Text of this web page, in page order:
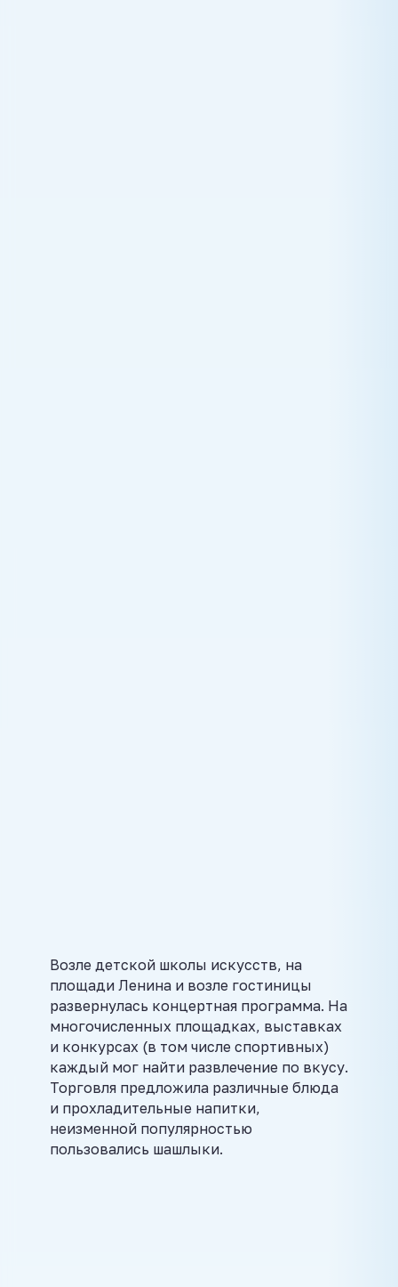
Возле детской школы искусств, на
площади Ленина и возле гостиницы
развернулась концертная программа. На
многочисленных площадках, выставках
и конкурсах (в том числе спортивных)
каждый мог найти развлечение по вкусу.
Торговля предложила различные блюда
и прохладительные напитки,
неизменной популярностью
пользовались шашлыки.